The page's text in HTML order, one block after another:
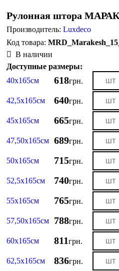
Рулонная штора
Производитель:Luxdeco
В наличии
Доступные размеры:
40х165см
618грн.
42,5х165см 640грн.
45х165см 665грн.
47,50х165см 689грн.
50х165см 715грн.
52,5х165см 740грн.
55х165см 765грн.
57,50х165см 788грн.
60х165см 811грн.
62,5х165см 836грн.